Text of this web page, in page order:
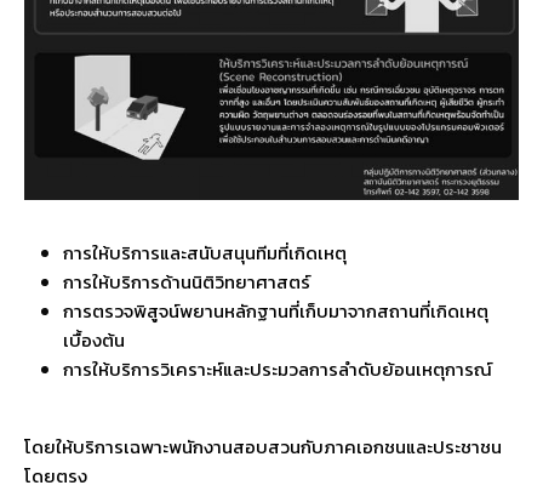
การให้บริการและสนับสนุนทีมที่เกิดเหตุ
การให้บริการด้านนิติวิทยาศาสตร์
การตรวจพิสูจน์พยานหลักฐานที่เก็บมาจากสถานที่เกิดเหตุ
เบื้องต้น
การให้บริการวิเคราะห์และประมวลการลำดับย้อนเหตุการณ์
โดยให้บริการเฉพาะพนักงานสอบสวนกับภาคเอกชนและประชาชน
โดยตรง